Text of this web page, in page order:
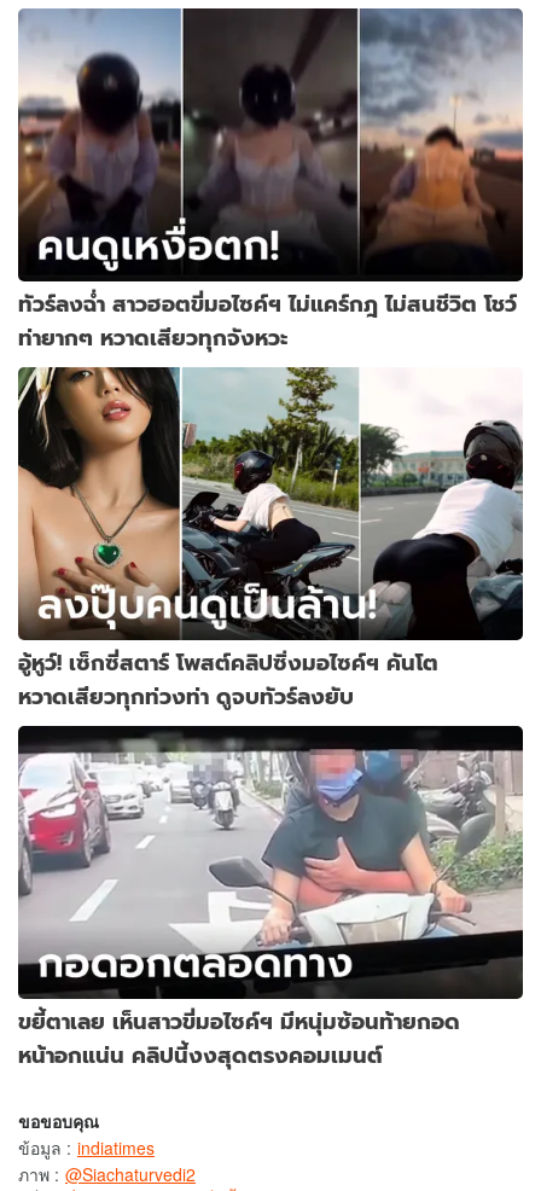
ทัวร์ลงฉ่ำ สาวฮอตขี่มอไซค์ฯ ไม่แคร์กฎ ไม่สนชีวิต โชว์
ท่ายากๆ หวาดเสียวทุกจังหวะ
อู้หูว์! เซ็กซี่สตาร์ โพสต์คลิปซิ่งมอไซค์ฯ คันโต
หวาดเสียวทุกท่วงท่า ดูจบทัวร์ลงยับ
ขยี้ตาเลย เห็นสาวขี่มอไซค์ฯ มีหนุ่มซ้อนท้ายกอด
หน้าอกแน่น คลิปนี้งงสุดตรงคอมเมนต์
ขอขอบคุณ
ข้อมูล : indiatimes
ภาพ : @Siachaturvedi2